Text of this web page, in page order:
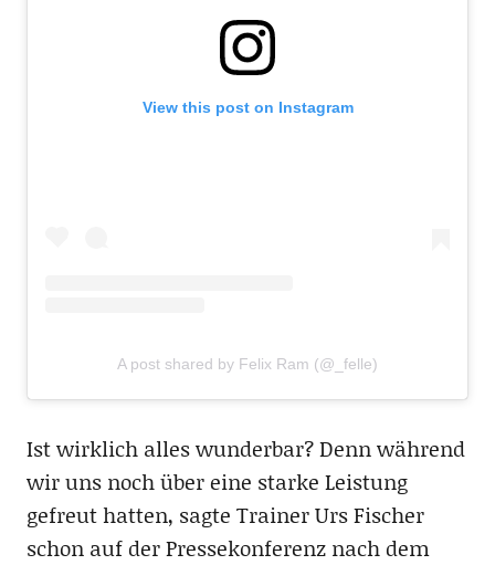
View this post on Instagram
A post shared by Felix Ram (@_felle)
Ist wirklich alles wunderbar? Denn während
wir uns noch über eine starke Leistung
gefreut hatten, sagte Trainer Urs Fischer
schon auf der Pressekonferenz nach dem